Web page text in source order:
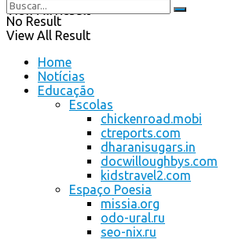
View All Result
No Result
View All Result
Home
Notícias
Educação
Escolas
chickenroad.mobi
ctreports.com
dharanisugars.in
docwilloughbys.com
kidstravel2.com
Espaço Poesia
missia.org
odo-ural.ru
seo-nix.ru